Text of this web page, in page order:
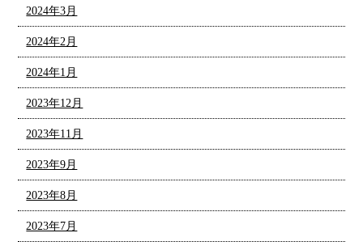
2024年3月
2024年2月
2024年1月
2023年12月
2023年11月
2023年9月
2023年8月
2023年7月